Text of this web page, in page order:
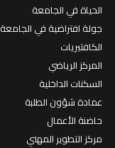
الحياة في الجامعة
جولة افتراضية في الجامعة
الكافتيريات
المركز الرياضي
السكنات الداخلية
عمادة شؤون الطلبة
حاضنة الأعمال
مركز التطوير المهني